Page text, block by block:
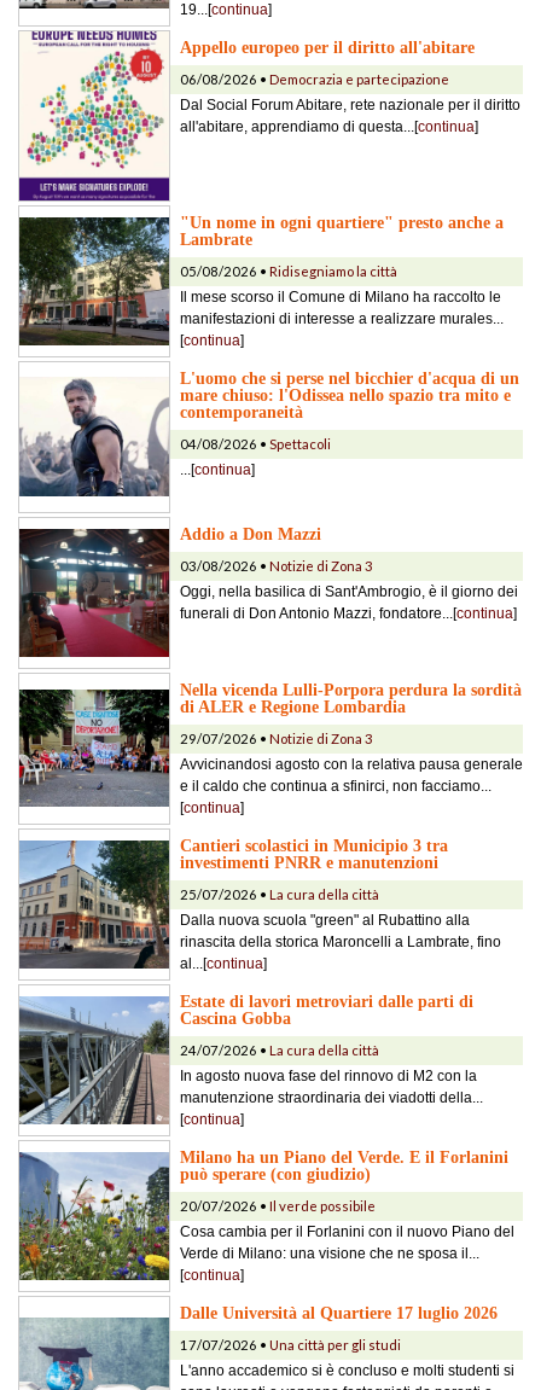
19...[continua]
Appello europeo per il diritto all'abitare
06/08/2026 • Democrazia e partecipazione
Dal Social Forum Abitare, rete nazionale per il diritto
all'abitare, apprendiamo di questa...[continua]
"Un nome in ogni quartiere" presto anche a
Lambrate
05/08/2026 • Ridisegniamo la città
Il mese scorso il Comune di Milano ha raccolto le
manifestazioni di interesse a realizzare murales...
[continua]
L'uomo che si perse nel bicchier d'acqua di un
mare chiuso: l'Odissea nello spazio tra mito e
contemporaneità
04/08/2026 • Spettacoli
...[continua]
Addio a Don Mazzi
03/08/2026 • Notizie di Zona 3
Oggi, nella basilica di Sant'Ambrogio, è il giorno dei
funerali di Don Antonio Mazzi, fondatore...[continua]
Nella vicenda Lulli-Porpora perdura la sordità
di ALER e Regione Lombardia
29/07/2026 • Notizie di Zona 3
Avvicinandosi agosto con la relativa pausa generale
e il caldo che continua a sfinirci, non facciamo...
[continua]
Cantieri scolastici in Municipio 3 tra
investimenti PNRR e manutenzioni
25/07/2026 • La cura della città
Dalla nuova scuola "green" al Rubattino alla
rinascita della storica Maroncelli a Lambrate, fino
al...[continua]
Estate di lavori metroviari dalle parti di
Cascina Gobba
24/07/2026 • La cura della città
In agosto nuova fase del rinnovo di M2 con la
manutenzione straordinaria dei viadotti della...
[continua]
Milano ha un Piano del Verde. E il Forlanini
può sperare (con giudizio)
20/07/2026 • Il verde possibile
Cosa cambia per il Forlanini con il nuovo Piano del
Verde di Milano: una visione che ne sposa il...
[continua]
Dalle Università al Quartiere 17 luglio 2026
17/07/2026 • Una città per gli studi
L'anno accademico si è concluso e molti studenti si